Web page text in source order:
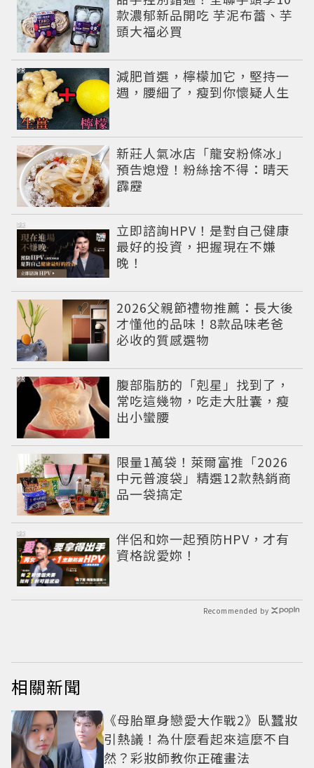
款濃郁新品開吃 芋泥布蕾、芋
頭大福必買
減肥首選，檸檬加它，堅持一
週，腰細了，瘦到你懷疑人生
PR
新莊人氣冰店「龍安粉條冰」
預告熄燈！粉絲捨不得：晴天
霹靂
立即諮詢HPV！是對自己健康
最好的投資，把握現在不嫌
晚！
PR
2026父親節禮物推薦：長大後
才懂他的品味！8款品味老爸
必收的質感選物
腹部脂肪的「剋星」找到了，
常吃這幾物，吃走大肚囊，瘦
出小蠻腰
PR
限量1萬袋！萊爾富推「2026
中元普渡袋」精選12款熱銷商
品一袋搞定
伴侶和妳一起預防HPV，才有
資格說愛妳！
PR
Recommended by
相關新聞
《母胎單身戀愛大作戰2》臥蠶妝
引熱議！為什麼看起來這麼不自
然？彩妝師教你正確畫法